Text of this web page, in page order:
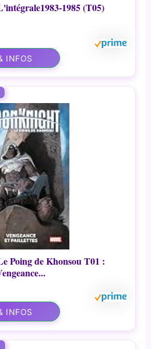
1985 (T05)
INFOS
Poing de Khonsou T01 :
INFOS